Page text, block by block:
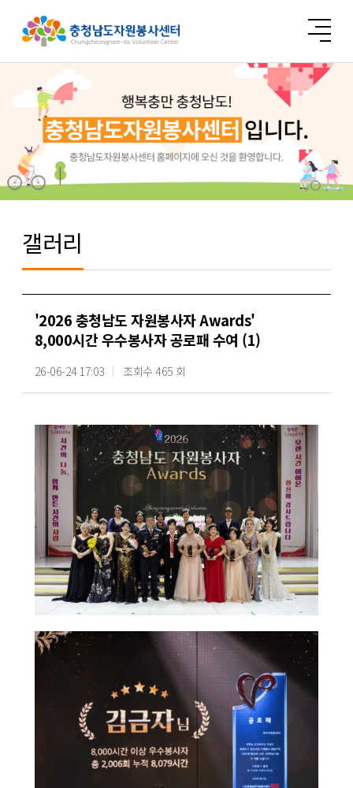
갤러리
'2026 충청남도 자원봉사자 Awards'
8,000시간 우수봉사자 공로패 수여 (1)
26-06-24 17:03 조회수 465 회